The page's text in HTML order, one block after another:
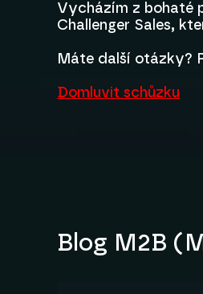
Vycházím z bohaté
Challenger Sales,
Máte další otázky?
Domluvit schůzku
Blog M2B